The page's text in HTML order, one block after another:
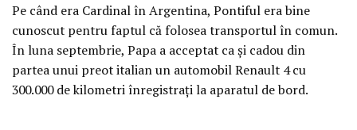
Pe când era Cardinal în Argentina, Pontiful era bine
cunoscut pentru faptul că folosea transportul în comun.
În luna septembrie, Papa a acceptat ca şi cadou din
partea unui preot italian un automobil Renault 4 cu
300.000 de kilometri înregistraţi la aparatul de bord.